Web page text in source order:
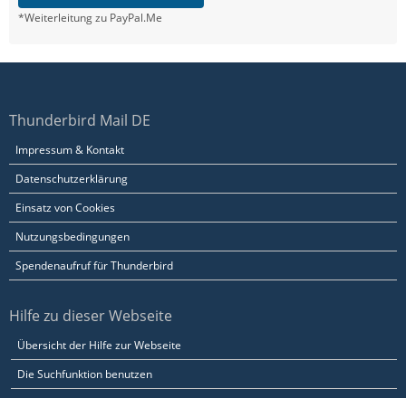
*Weiterleitung zu PayPal.Me
Thunderbird Mail DE
Impressum & Kontakt
Datenschutzerklärung
Einsatz von Cookies
Nutzungsbedingungen
Spendenaufruf für Thunderbird
Hilfe zu dieser Webseite
Übersicht der Hilfe zur Webseite
Die Suchfunktion benutzen